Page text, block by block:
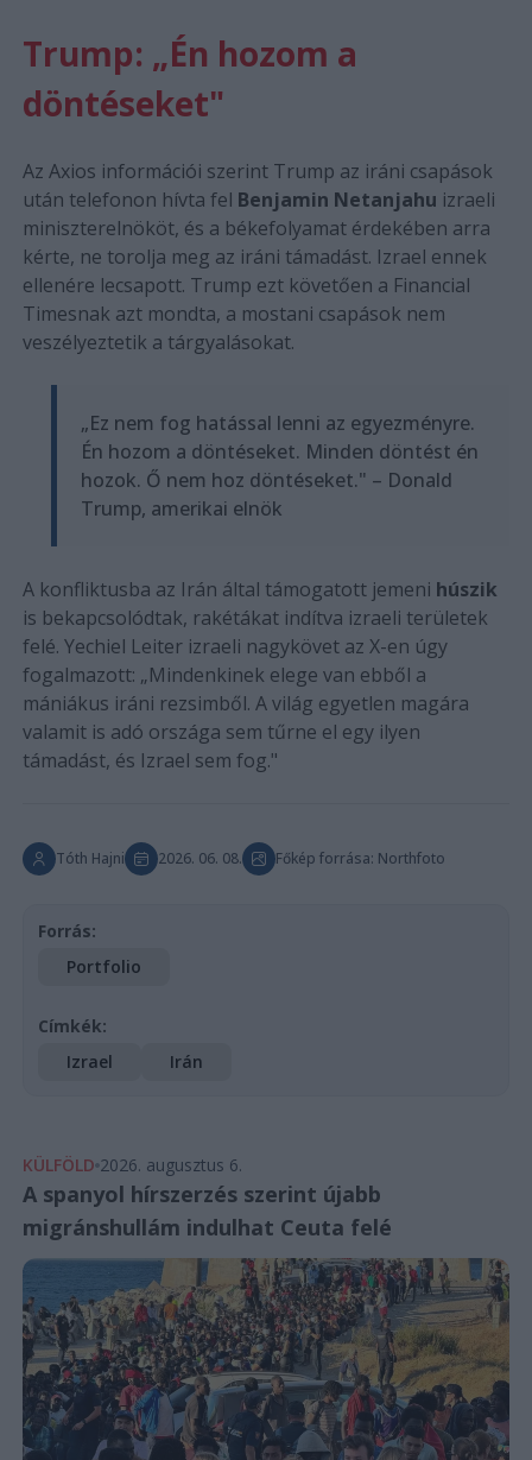
Trump: „Én hozom a
döntéseket"
Az Axios információi szerint Trump az iráni csapások
után telefonon hívta fel Benjamin Netanjahu izraeli
miniszterelnököt, és a békefolyamat érdekében arra
kérte, ne torolja meg az iráni támadást. Izrael ennek
ellenére lecsapott. Trump ezt követően a Financial
Timesnak azt mondta, a mostani csapások nem
veszélyeztetik a tárgyalásokat.
„Ez nem fog hatással lenni az egyezményre.
Én hozom a döntéseket. Minden döntést én
hozok. Ő nem hoz döntéseket." – Donald
Trump, amerikai elnök
A konfliktusba az Irán által támogatott jemeni húszik
is bekapcsolódtak, rakétákat indítva izraeli területek
felé. Yechiel Leiter izraeli nagykövet az X-en úgy
fogalmazott: „Mindenkinek elege van ebből a
mániákus iráni rezsimből. A világ egyetlen magára
valamit is adó országa sem tűrne el egy ilyen
támadást, és Izrael sem fog."
Tóth Hajni 2026. 06. 08. Főkép forrása: Northfoto
Forrás:
Portfolio
Címkék:
Izrael
Irán
KÜLFÖLD 2026. augusztus 6.
A spanyol hírszerzés szerint újabb
migránshullám indulhat Ceuta felé